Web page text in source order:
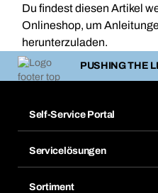
Du findest diesen Artikel
Onlineshop, um
herunterzuladen.
PUSHING THE
Self-Service Portal
Merklisten
Servicelösungen
Sortiment